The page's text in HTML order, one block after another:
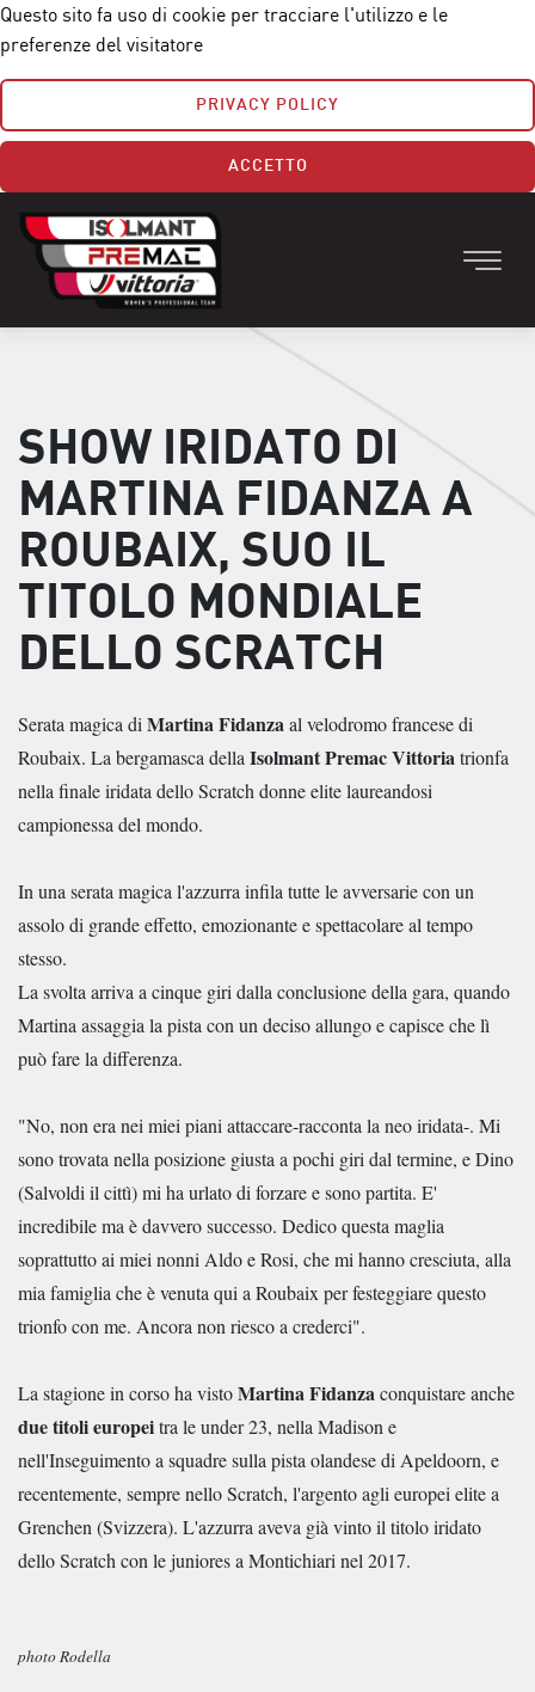
Questo sito fa uso di cookie per tracciare l'utilizzo e le
preferenze del visitatore
PRIVACY POLICY
ACCETTO
SHOW IRIDATO DI
MARTINA FIDANZA A
ROUBAIX, SUO IL
TITOLO MONDIALE
DELLO SCRATCH
Serata magica diMartina Fidanzaal velodromo francese di
Roubaix. La bergamasca dellaIsolmant Premac Vittoriatrionfa
nella finale iridata dello Scratch donne elite laureandosi
campionessa del mondo.
In una serata magica l'azzurra infila tutte le avversarie con un
assolo di grande effetto, emozionante e spettacolare al tempo
stesso.
La svolta arriva a cinque giri dalla conclusione della gara, quando
Martina assaggia la pista con un deciso allungo e capisce che lì
può fare la differenza.
"No, non era nei miei piani attaccare-racconta la neo iridata-. Mi
sono trovata nella posizione giusta a pochi giri dal termine, e Dino
(Salvoldi il cittì) mi ha urlato di forzare e sono partita. E'
incredibile ma è davvero successo. Dedico questa maglia
soprattutto ai miei nonni Aldo e Rosi, che mi hanno cresciuta, alla
mia famiglia che è venuta qui a Roubaix per festeggiare questo
trionfo con me. Ancora non riesco a crederci".
La stagione in corso ha vistoMartina Fidanzaconquistare anche
due titoli europeitra le under 23, nella Madison e
nell'Inseguimento a squadre sulla pista olandese di Apeldoorn, e
recentemente, sempre nello Scratch, l'argento agli europei elite a
Grenchen (Svizzera). L'azzurra aveva già vinto il titolo iridato
dello Scratch con le juniores a Montichiari nel 2017.
photo Rodella